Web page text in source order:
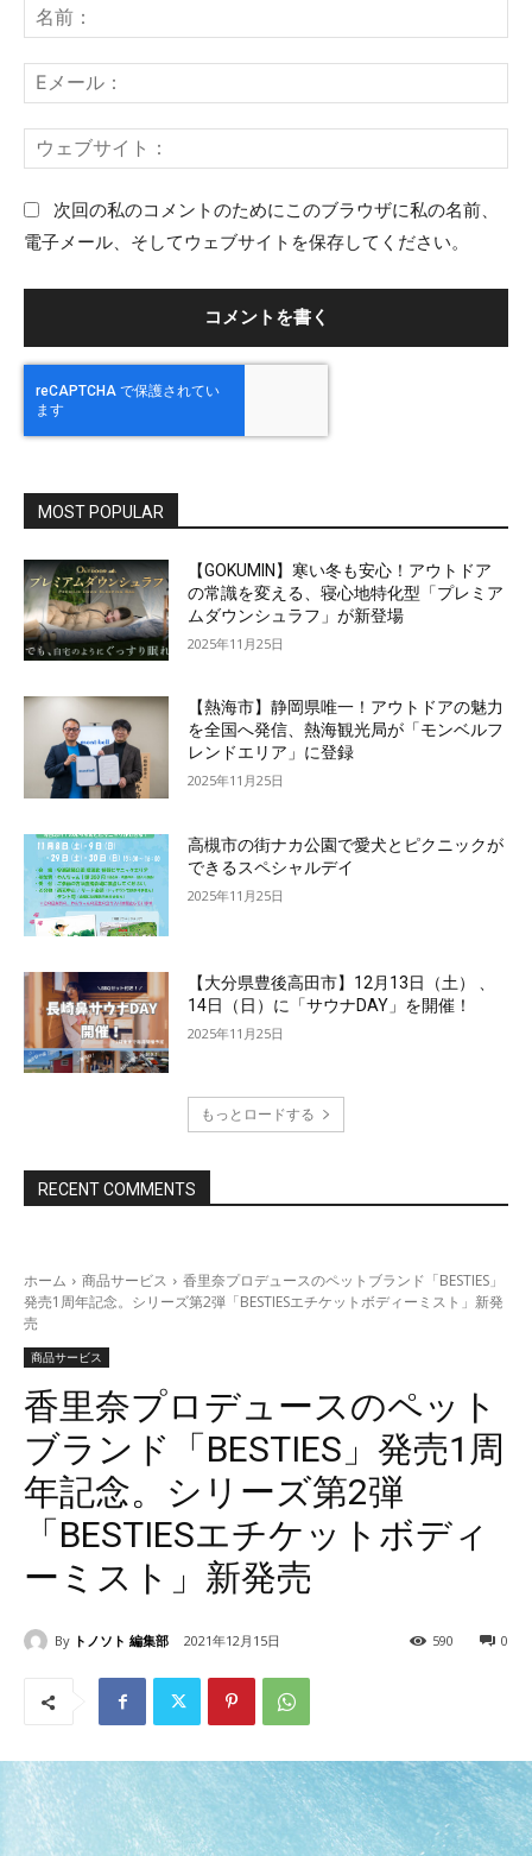
メ
ト
：
前
メ
ル
ェ
ト
次回の私のコメントのためにこのブラウザに私の名前、
電子メール、そしてウェブサイトを保存してください。
MOST POPULAR
【GOKUMIN】寒い冬も安心！アウトドア
の常識を変える、寝心地特化型「プレミア
ムダウンシュラフ」が新登場
2025年11月25日
【熱海市】静岡県唯一！アウトドアの魅力
を全国へ発信、熱海観光局が「モンベルフ
レンドエリア」に登録
2025年11月25日
高槻市の街ナカ公園で愛犬とピクニックが
できるスペシャルデイ
2025年11月25日
【大分県豊後高田市】12月13日（土） 、
14日（日）に「サウナDAY」を開催！
2025年11月25日
もっとロードする
RECENT COMMENTS